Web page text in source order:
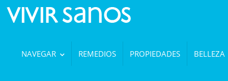
NAVEGAR REMEDIOS PROPIEDADES BELLEZA